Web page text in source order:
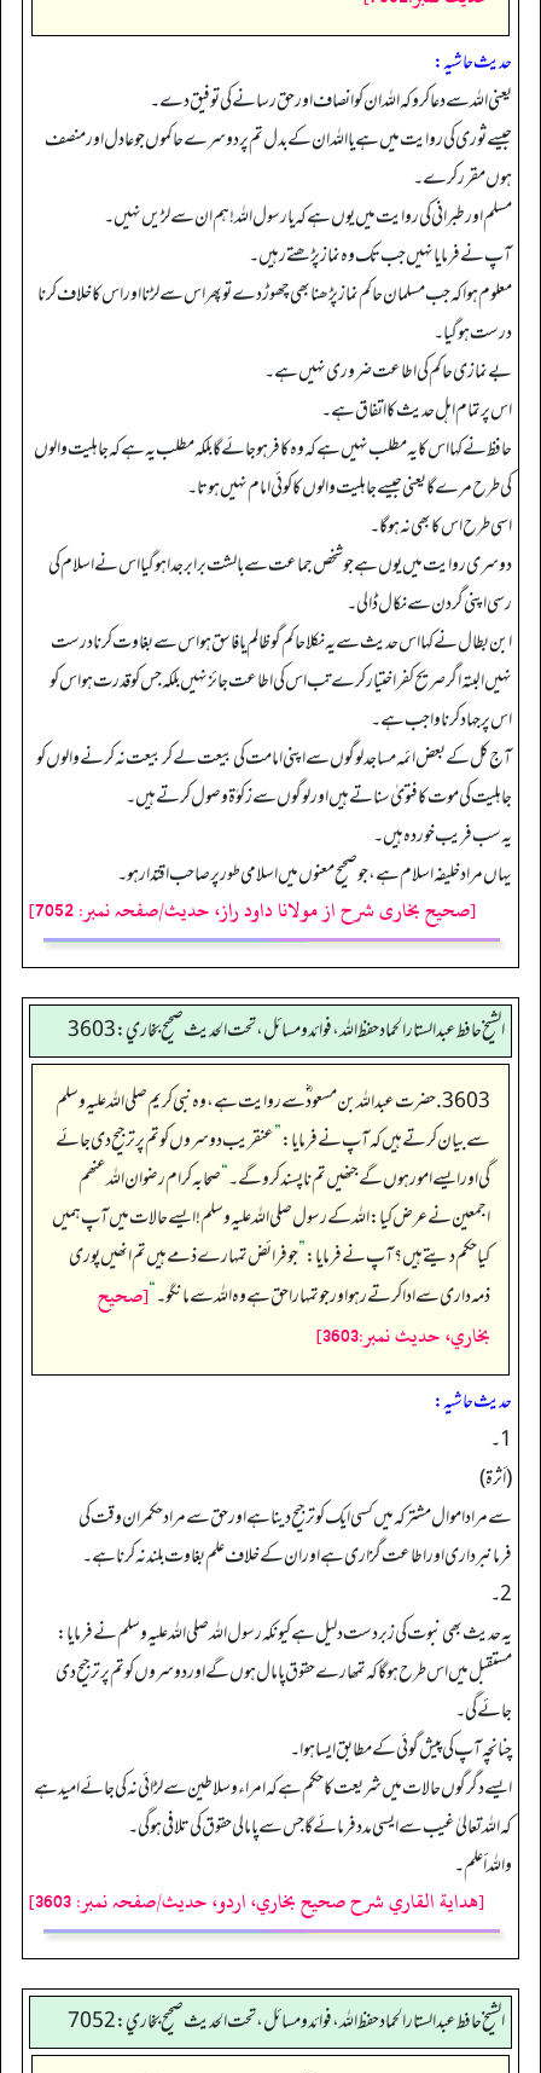
حدیث حاشیہ:
یعنی اللہ سے دعا کرو کہ اللہ ان کو انصاف اور حق رسانے کی توفیق دے۔
جیسے ثوری کی روایت میں ہے یا اللہ ان کے بدل تم پر دوسرے حاکموں جو عادل اور منصف
ہوں مقرر کرے۔
مسلم اور طبرانی کی روایت میں یوں ہے کہ یا رسول اللہ! ہم ان سے لڑیں نہیں۔
آپ نے فرمایا نہیں جب تک وہ نماز پڑھتے رہیں۔
معلوم ہوا کہ جب مسلمان حاکم نماز پڑھنا بھی چھوڑ دے تو پھر اس سے لڑنا اور اس کا خلاف کرنا
درست ہوگیا۔
بے نمازی حاکم کی اطاعت ضروری نہیں ہے۔
اس پر تمام اہل حدیث کا اتفاق ہے۔
حافظ نے کہا اس کا یہ مطلب نہیں ہے کہ وہ کافر ہوجائے گا بلکہ مطلب یہ ہے کہ جاہلیت والوں
کی طرح مرے گا یعنی جیسے جاہلیت والوں کا کوئی امام نہیں ہوتا۔
اسی طرح اس کا بھی نہ ہوگا۔
دوسری روایت میں یوں ہے جو شخص جماعت سے بالشت برابر جدا ہوگیا اس نے اسلام کی
رسی اپنی گردن سے نکال ڈالی۔
ابن بطال نے کہا اس حدیث سے یہ نکلا حاکم گو ظالم یا فاسق ہو اس سے بغاوت کرنا درست
نہیں البتہ اگر صریح کفر اختیار کرے تب اس کی اطاعت جائز نہیں بلکہ جس کو قدرت ہو اس کو
اس پر جہاد کرنا واجب ہے۔
آج کل کے بعض ائمہ مساجد لوگوں سے اپنی امامت کی بیعت لے کر بیعت نہ کرنے والوں کو
جاہلیت کی موت کا فتویٰ سناتے ہیں اور لوگوں سے زکوٰۃ وصول کرتے ہیں۔
یہ سب فریب خوردہ ہیں۔
یہاں مراد خلیفہ اسلام ہے، جو صحیح معنوں میں اسلامی طور پر صاحب اقتدار ہو۔
[صحیح بخاری شرح از مولانا داود راز، حدیث/صفحہ نمبر: 7052]
الشيخ حافط عبدالستار الحماد حفظ الله، فوائد و مسائل، تحت الحديث صحيح بخاري:3603
3603. حضرت عبداللہ بن مسعود ؓسے روایت ہے، وہ نبی کریم صلی اللہ علیہ وسلم
سے بیان کرتے ہیں کہ آپ نے فرمایا:”عنقریب دوسروں کو تم پر ترجیح دی جائے
گی اور ایسے امور ہوں گے جنھیں تم ناپسند کروگے۔“صحابہ کرام رضوان اللہ عنھم
اجمعین نے عرض کیا: اللہ کے رسول صلی اللہ علیہ وسلم ! ایسے حالات میں آپ ہمیں
کیا حکم دیتے ہیں؟آپ نے فرمایا:”جو فرائض تمہارے ذمے ہیں تم انھیں پوری
ذمہ داری سے ادا کرتے رہو اور جو تمہارا حق ہے وہ اللہ سے مانگو۔“[صحيح
بخاري، حديث نمبر:3603]
حدیث حاشیہ:
1۔
(أثرة)
سے مراد اموال مشترکہ میں کسی ایک کوترجیح دینا ہے اور حق سے مراد حکمران وقت کی
فرمانبرداری اور اطاعت گزاری ہے اور ان کے خلاف علم بغاوت بلند نہ کرنا ہے۔
2۔
یہ حدیث بھی نبوت کی زبردست دلیل ہے کیونکہ رسول اللہ صلی اللہ علیہ وسلم نے فرمایا:
مستقبل میں اس طرح ہو گا کہ تمھارے حقوق پامال ہوں گے اور دوسروں کو تم پر ترجیح دی
جائے گی۔
چنانچہ آپ کی پیش گوئی کے مطابق ایسا ہوا۔
ایسے دگرگوں حالات میں شریعت کا حکم ہے کہ امراء و سلاطین سے لڑائی نہ کی جائے امید ہے
کہ اللہ تعالیٰ غیب سے ایسی مدد فرمائے گا جس سے پامالی حقوق کی تلافی ہو گی۔
واللہ أعلم۔
[هداية القاري شرح صحيح بخاري، اردو، حدیث/صفحہ نمبر: 3603]
الشيخ حافط عبدالستار الحماد حفظ الله، فوائد و مسائل، تحت الحديث صحيح بخاري:7052